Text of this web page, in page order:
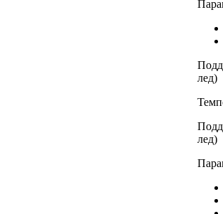
лед)
лед)